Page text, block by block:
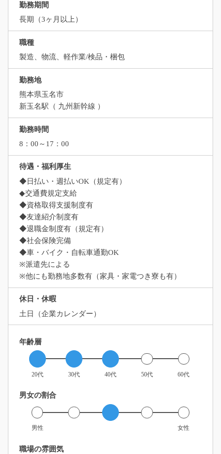
勤務期間
長期（3ヶ月以上）
職種
製造、物流、軽作業/検品・梱包
勤務地
熊本県玉名市
新玉名駅（ 九州新幹線 ）
勤務時間
8：00～17：00
待遇・福利厚生
◆日払い・週払いOK（規定有）
◆交通費規定支給
◆資格取得支援制度有
◆友達紹介制度有
◆退職金制度有（規定有）
◆社会保険完備
◆車・バイク・自転車通勤OK
※派遣先による
※他にも勤務地多数有（家具・家電つき寮も有）
休日・休暇
土日（企業カレンダー）
年齢層
20代 30代 40代 50代 60代
男女の割合
男性 女性
職場の雰囲気